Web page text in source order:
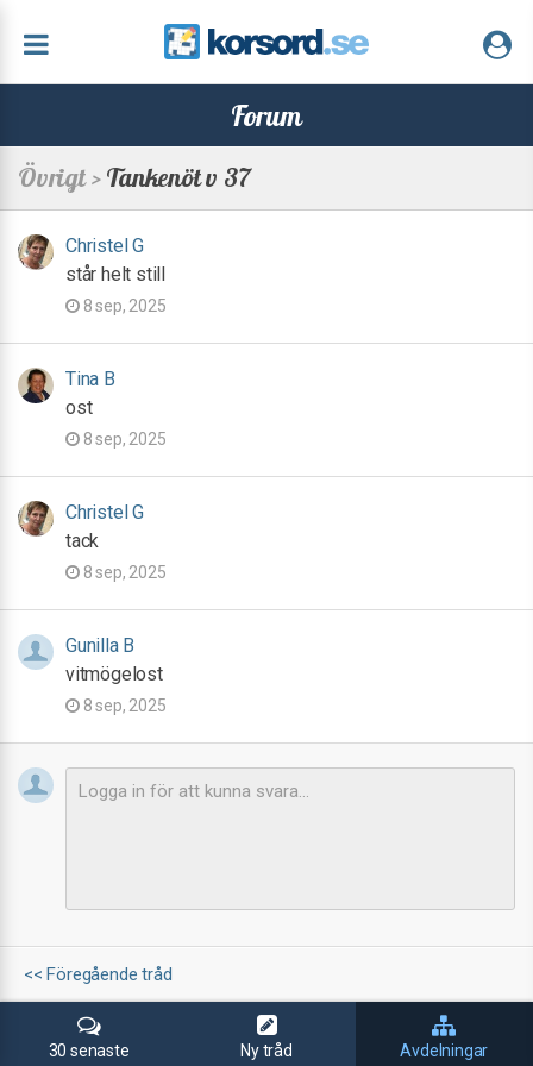
Forum
Övrigt >Tankenöt v 37
Christel G
står helt still
8 sep, 2025
Tina B
ost
8 sep, 2025
Christel G
tack
8 sep, 2025
Gunilla B
vitmögelost
8 sep, 2025
<< Föregående tråd
30 senaste Ny tråd Avdelningar